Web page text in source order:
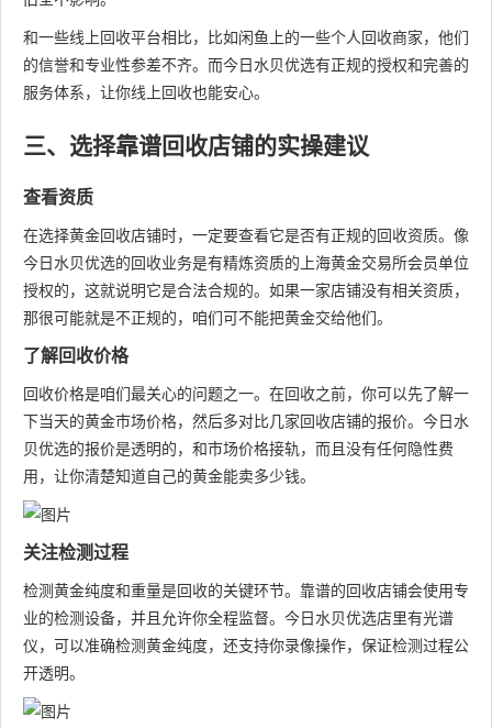
和一些线上回收平台相比，比如闲鱼上的一些个人回收商家，他们
的信誉和专业性参差不齐。而今日水贝优选有正规的授权和完善的
服务体系，让你线上回收也能安心。
三、选择靠谱回收店铺的实操建议
查看资质
在选择黄金回收店铺时，一定要查看它是否有正规的回收资质。像
今日水贝优选的回收业务是有精炼资质的上海黄金交易所会员单位
授权的，这就说明它是合法合规的。如果一家店铺没有相关资质，
那很可能就是不正规的，咱们可不能把黄金交给他们。
了解回收价格
回收价格是咱们最关心的问题之一。在回收之前，你可以先了解一
下当天的黄金市场价格，然后多对比几家回收店铺的报价。今日水
贝优选的报价是透明的，和市场价格接轨，而且没有任何隐性费
用，让你清楚知道自己的黄金能卖多少钱。
关注检测过程
检测黄金纯度和重量是回收的关键环节。靠谱的回收店铺会使用专
业的检测设备，并且允许你全程监督。今日水贝优选店里有光谱
仪，可以准确检测黄金纯度，还支持你录像操作，保证检测过程公
开透明。